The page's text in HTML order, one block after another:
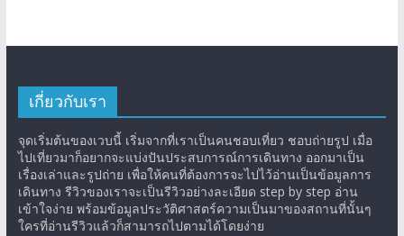
เกี่ยวกับเรา
จุดเริ่มต้นของเวบนี้ เริ่มจากที่เราเป็นคนชอบเที่ยว ชอบถ่ายรูป เมื่อ
ไปเที่ยวมาก็อยากจะแบ่งปันประสบการณ์การเดินทาง ออกมาเป็น
เรื่องเล่าและรูปถ่าย เพื่อให้คนที่ต้องการจะไปไว้อ่านเป็นข้อมูลการ
เดินทาง รีวิวของเราจะเป็นรีวิวอย่างละเอียด step by step อ่าน
เข้าใจง่าย พร้อมข้อมูลประวัติศาสตร์ความเป็นมาของสถานที่นั้นๆ
ใครที่อ่านรีวิวแล้วก็สามารถไปตามได้โดยง่าย